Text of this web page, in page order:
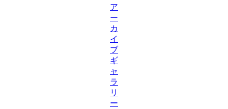
ア
ー
カ
イ
ブ
ギ
ャ
ラ
リ
ー